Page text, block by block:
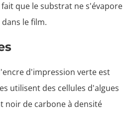
que le substrat ne s'évapore
le film.
d'impression verte est
utilisent des cellules d'algues
noir de carbone à densité